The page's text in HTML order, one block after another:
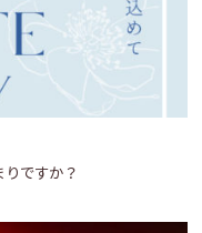
ですか？